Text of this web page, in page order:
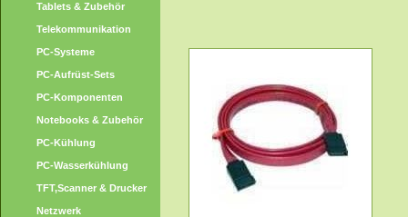
Tablets & Zubehör
Telekommunikation
PC-Systeme
PC-Aufrüst-Sets
PC-Komponenten
Notebooks & Zubehör
PC-Kühlung
PC-Wasserkühlung
TFT,Scanner & Drucker
Netzwerk